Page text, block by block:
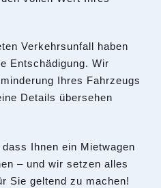
Verkehrsunfall haben
Entschädigung. Wir
Ihres Fahrzeugs
Details übersehen
Ihnen ein Mietwagen
– und wir setzen alles
Sie geltend zu machen!